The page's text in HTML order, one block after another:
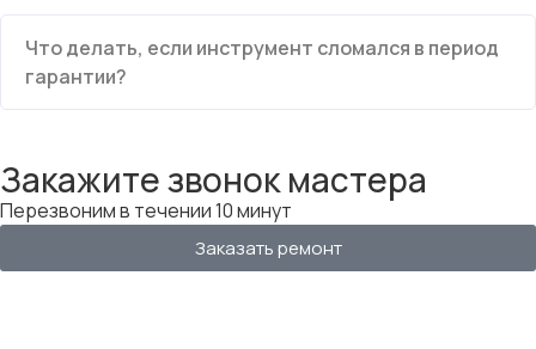
Что делать, если инструмент сломался в период
гарантии?
Закажите звонок мастера
Перезвоним в течении 10 минут
Заказать ремонт